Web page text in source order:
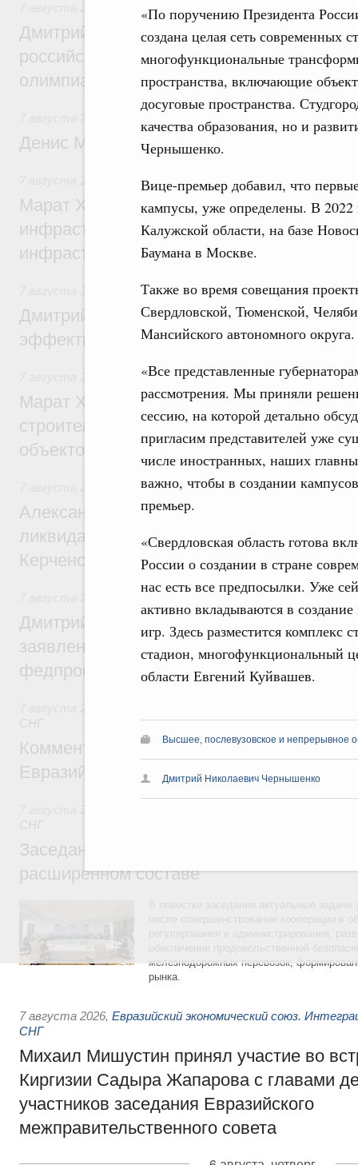
«По поручению Президента
создана целая сеть современных
многофункциональные
пространства, включающие
досуговые пространства.
качества образования, но и
Чернышенко.
Вице-премьер добавил, что
кампусы, уже определены. В 2022
Калужской области, на базе
Баумана в Москве.
Также во время совещания
Свердловской, Тюменской,
Мансийского автономного округа.
«Все представленные
рассмотрения. Мы приняли
сессию, на которой детально
пригласим представителей уже
числе иностранных, наших
важно, чтобы в создании
премьер.
«Свердловская область готова
России о создании в стране
нас есть все предпосылки. Уже
активно вкладываются в
игр. Здесь разместится
стадион, многофункциональный
области Евгений Куйвашев.
Высшее, послевузовское и непрерывное
Дмитрий Николаевич Чернышенко
Отрасль информационных технологий
Дмитрий Чернышенко и Сергей Кравцов
российскую сборную с победой на
олимпиаде по искусственному
Денис Мантуров посетил Ярославскую
Бюджеты субъектов Федерации.
Марат Хуснуллин: 15 объектов
инфраструктуры построили и обновили
инфраструктурным кредитам
Развитие сельских территорий
Дмитрий Патрушев: Синхронизация
эффективность поддержки сельских
Экономика городов. Городская среда
Марат Хуснуллин: «Единый заказчик»
строительство и реконструкцию более
объектов
Чрезвычайные ситуации и ликвидация их
Александр Козлов провёл заседание
ликвидации последствий чрезвычайной
Керченском проливе
Среднее профессиональное образование
Дмитрий Чернышенко: Установлен
заявлений от абитуриентов колледжей и
федпроекта «Профессионалитет»
СНГ
Комментарий Алексея Оверчука по
Евразийского межправительственного
СНГ
Заседание Евразийского
расширенном составе
железнодорожных перевозок,
рынка.
7 августа 2026, Евразийский экономический союз.
СНГ
Михаил Мишустин принял участие во
Киргизии Садыра Жапарова с главами
участников заседания Евразийского
межправительственного совета